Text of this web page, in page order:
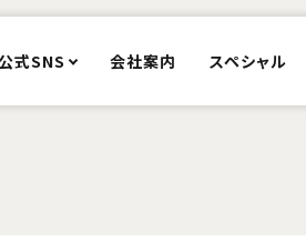
式SNS 会社案内 スペシャル